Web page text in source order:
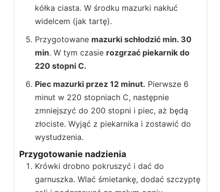
kółka ciasta. W środku mazurki nakłuć
widelcem (jak tartę).
Przygotowane mazurki schłodzić min. 30
min. W tym czasie rozgrzać piekarnik do
220 stopni C.
Piec mazurki przez 12 minut. Pierwsze 6
minut w 220 stopniach C, następnie
zmniejszyć do 200 stopni i piec, aż będą
złociste. Wyjąć z piekarnika i zostawić do
wystudzenia.
Przygotowanie nadzienia
Krówki drobno pokruszyć i dać do
garnuszka. Wlać śmietankę, dodać szczyptę